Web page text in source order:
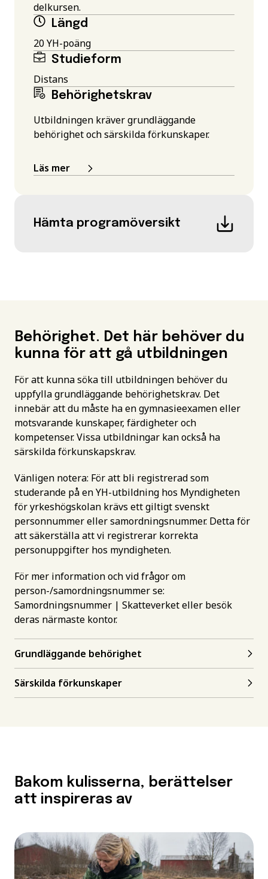
delkursen.
Längd
20 YH-poäng
Studieform
Distans
Behörighetskrav
Utbildningen kräver grundläggande
behörighet och särskilda förkunskaper.
Läs mer
Hämta programöversikt
Behörighet. Det här behöver du
kunna för att gå utbildningen
För att kunna söka till utbildningen behöver du
uppfylla grundläggande behörighetskrav. Det
innebär att du måste ha en gymnasieexamen eller
motsvarande kunskaper, färdigheter och
kompetenser. Vissa utbildningar kan också ha
särskilda förkunskapskrav.
Vänligen notera: För att bli registrerad som
studerande på en YH-utbildning hos Myndigheten
för yrkeshögskolan krävs ett giltigt svenskt
personnummer eller samordningsnummer. Detta för
att säkerställa att vi registrerar korrekta
personuppgifter hos myndigheten.
För mer information och vid frågor om
person-/samordningsnummer se:
Samordningsnummer | Skatteverketeller besök
deras närmaste kontor.
Grundläggande behörighet
Särskilda förkunskaper
Bakom kulisserna, berättelser
att inspireras av